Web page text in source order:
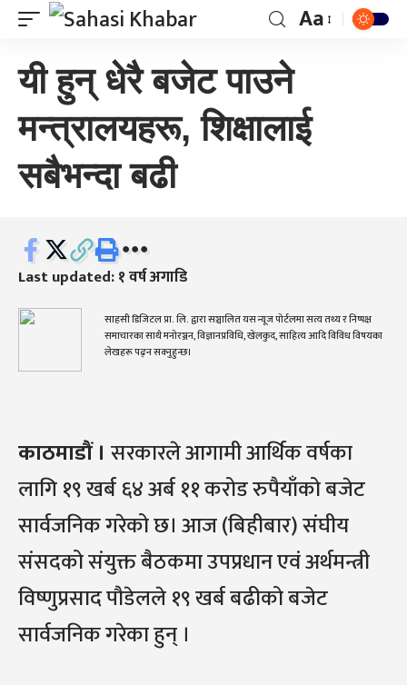
Aa
यी हुन् धेरै बजेट पाउने
मन्त्रालयहरू, शिक्षालाई
सबैभन्दा बढी
Last updated: १ वर्ष अगाडि
साहसी डिजिटल प्रा. लि. द्वारा सञ्चालित यस न्यूज पोर्टलमा सत्य तथ्य र निष्पक्ष
समाचारका साथै मनोरञ्जन, विज्ञानप्रविधि, खेलकुद, साहित्य आदि विविध विषयका
लेखहरू पढ्न सक्नुहुन्छ।
काठमाडौं । सरकारले आगामी आर्थिक वर्षका
लागि १९ खर्ब ६४ अर्ब ११ करोड रुपैयाँको बजेट
सार्वजनिक गरेको छ। आज (बिहीबार) संघीय
संसदको संयुक्त बैठकमा उपप्रधान एवं अर्थमन्त्री
विष्णुप्रसाद पौडेलले १९ खर्ब बढीको बजेट
सार्वजनिक गरेका हुन् ।